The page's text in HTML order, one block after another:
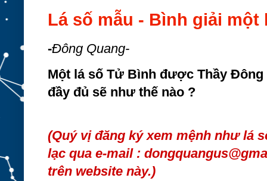
Lá số mẫu - Bình giải một
-Đông Quang-
Một lá số Tử Bình được Thầy
đầy đủ sẽ như thế nào ?
(Quý vị đăng ký xem mệnh như lá
lạc qua e-mail :
trên website này.)